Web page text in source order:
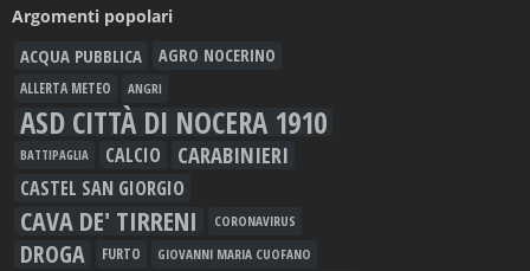
Argomenti popolari
ACQUA PUBBLICA AGRO NOCERINO
ALLERTA METEO ANGRI
ASD CITTÀ DI NOCERA 1910
BATTIPAGLIA CALCIO CARABINIERI
CASTEL SAN GIORGIO
CAVA DE' TIRRENI CORONAVIRUS
DROGA FURTO GIOVANNI MARIA CUOFANO